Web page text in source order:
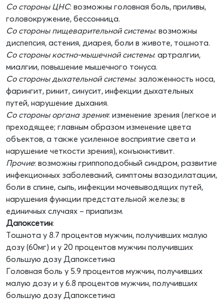
Со стороны ЦНС: возможны головная боль, приливы,
головокружение, бессонница.
Со стороны пищеварительной системы: возможны
диспепсия, астения, диарея, боли в животе, тошнота.
Со стороны костно-мышечной системы: артралгии,
миалгии, повышение мышечного тонуса.
Со стороны дыхательной системы: заложенность носа,
фарингит, ринит, синусит, инфекции дыхательных
путей, нарушение дыхания.
Со стороны органа зрения: изменение зрения (легкое и
преходящее; главным образом изменение цвета
объектов, а также усиленное восприятие света и
нарушение четкости зрения), конъюнктивит.
Прочие: возможны гриппоподобный синдром, развитие
инфекционных заболеваний, симптомы вазодилатации,
боли в спине, сыпь, инфекции мочевыводящих путей,
нарушения функции предстательной железы; в
единичных случаях – приапизм.
Дапоксетин:
Тошнота у 8.7 процентов мужчин, получивших малую
дозу (60мг) и у 20 процентов мужчин получивших
большую дозу Дапоксетина
Головная боль у 5.9 процентов мужчин, получивших
малую дозу и у 6.8 процентов мужчин, получивших
большую дозу Дапоксетина